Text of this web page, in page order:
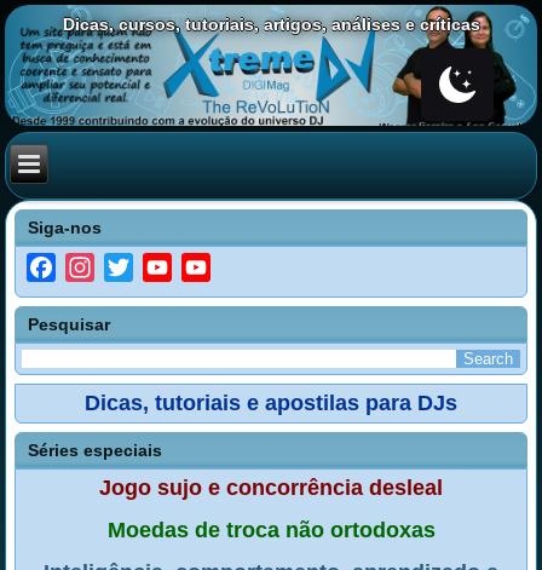
Dicas, cursos, tutoriais, artigos, análises e críticas
Siga-nos
FacebookInstagramTwitterYouTube
Channel
Pesquisar
Dicas, tutoriais e apostilas para DJs
Séries especiais
Jogo sujo e concorrência desleal
Moedas de troca não ortodoxas